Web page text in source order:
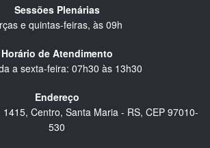
Sessões Plenárias
e quintas-feiras, às 09h
Horário de Atendimento
a sexta-feira: 07h30 às 13h30
Endereço
Centro, Santa Maria - RS, CEP 97010-
530